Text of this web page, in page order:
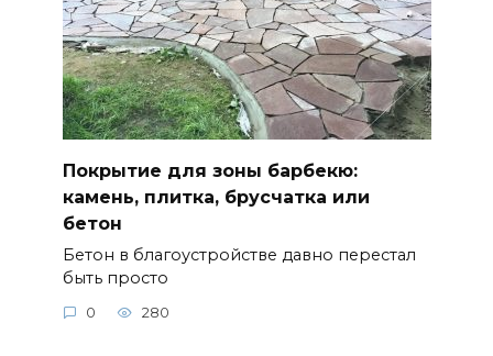
Покрытие для зоны барбекю:
камень, плитка, брусчатка или
бетон
Бетон в благоустройстве давно перестал
быть просто
0 280